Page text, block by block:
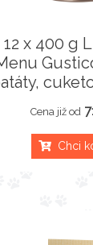
12 x 400 g
Cena již od
Chci